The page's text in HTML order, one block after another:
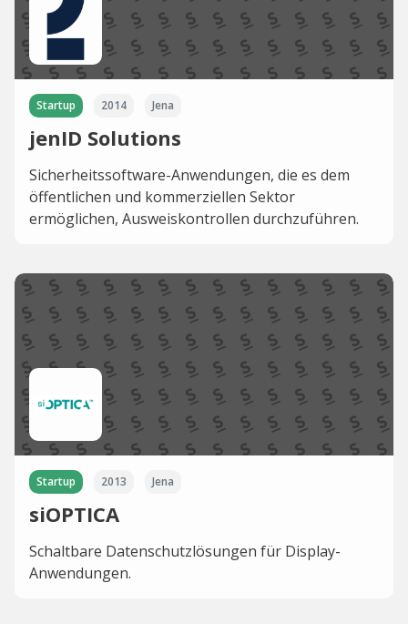
Startup 2014 Jena
jenID Solutions
Sicherheitssoftware-Anwendungen, die es dem
öffentlichen und kommerziellen Sektor
ermöglichen, Ausweiskontrollen durchzuführen.
Startup 2013 Jena
siOPTICA
Schaltbare Datenschutzlösungen für Display-
Anwendungen.